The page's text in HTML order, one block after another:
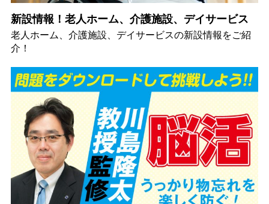
新設情報！老人ホーム、介護施設、デイサービス
老人ホーム、介護施設、デイサービスの新設情報をご紹
介！